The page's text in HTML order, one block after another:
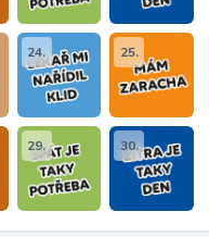
24. 25.
29. 30.